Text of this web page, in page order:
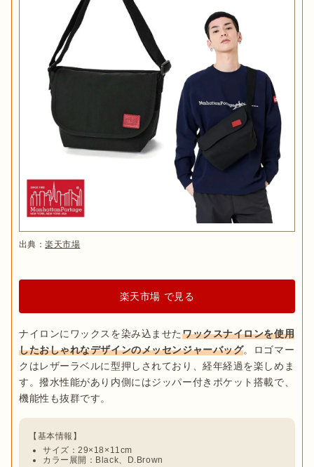
出典：楽天市場
楽天市場 で見る
ナイロンにワックスを染み込ませたワックスナイロンを使用
したおしゃれなデザインのメッセンジャーバッグ。ロゴマー
クはレザーラベルに型押しされており、経年経過を楽しめま
す。撥水性能があり内側にはジッパー付きポケット搭載で、
サイズ：29×18×11cm
カラー展開：Black、D.Brown